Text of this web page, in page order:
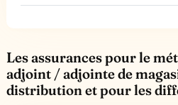
Les assurances pour le
adjoint / adjointe de
distribution et pour les